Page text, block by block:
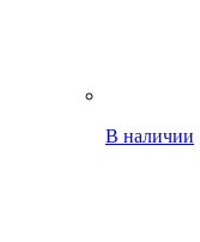
В наличии